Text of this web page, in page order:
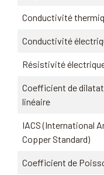
Conductivité
Conductivité
Résistivité
Coefficient de
linéaire
IACS (International
Copper Standard)
Coefficient de